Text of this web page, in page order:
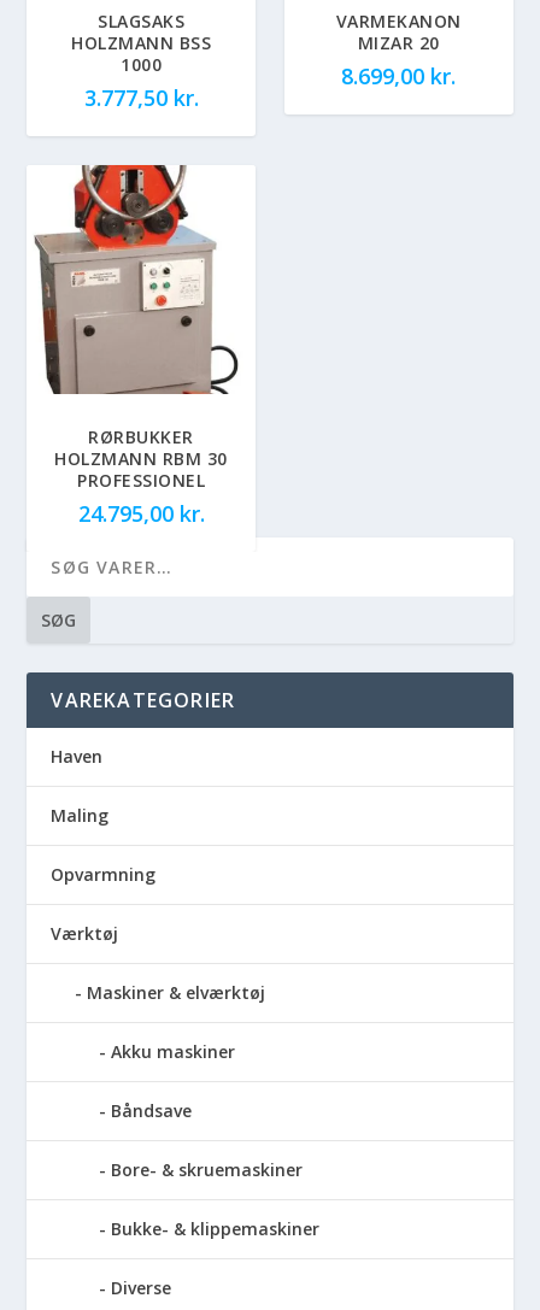
SLAGSAKS
HOLZMANN BSS
1000
3.777,50 kr.
VARMEKANON
MIZAR 20
8.699,00 kr.
RØRBUKKER
HOLZMANN RBM 30
PROFESSIONEL
24.795,00 kr.
SØG
VAREKATEGORIER
Haven
Maling
Opvarmning
Værktøj
Maskiner & elværktøj
Akku maskiner
Båndsave
Bore- & skruemaskiner
Bukke- & klippemaskiner
Diverse